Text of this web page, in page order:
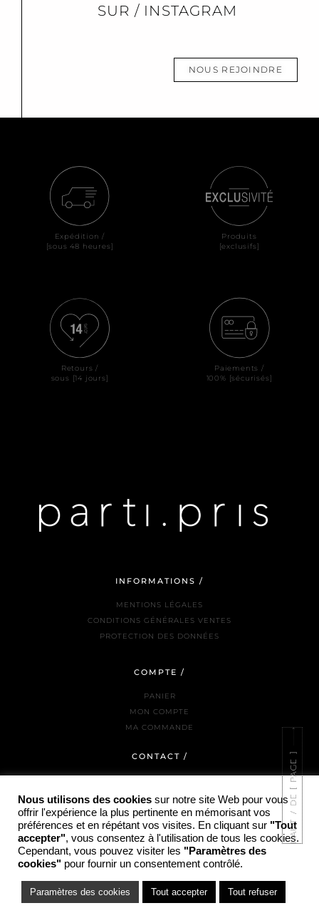
SUR / INSTAGRAM
NOUS REJOINDRE
Expédition /
[sous 48 heures]
Produits
[exclusifs]
Retours /
sous [14 jours]
Paiements /
100% [sécurisés]
INFORMATIONS /
MENTIONS LÉGALES
CONDITIONS GÉNÉRALES VENTES
PROTECTION DES DONNÉES
COMPTE /
PANIER
MON COMPTE
MA COMMANDE
CONTACT /
LA BOUTIQUE
INSTAGRAM
Nous utilisons des cookies sur notre site Web pour vous
offrir l'expérience la plus pertinente en mémorisant vos
préférences et en répétant vos visites. En cliquant sur "Tout
accepter", vous consentez à l'utilisation de tous les cookies.
Cependant, vous pouvez visiter les "Paramètres des
cookies" pour fournir un consentement contrôlé.
Paramètres des cookies Tout accepter Tout refuser